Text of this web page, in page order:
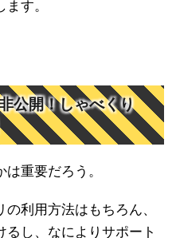
す。
公開！しゃべくり
重要だろう。
利用方法はもちろん、
し、なによりサポート